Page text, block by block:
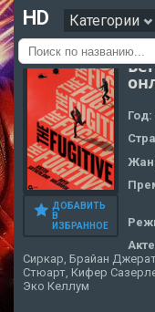
HD Категории
ДОБАВИТЬ
В
ИЗБРАННОЕ
Год:
Сиркар, Брайан
Стюарт, Кифер
Эко Келлум